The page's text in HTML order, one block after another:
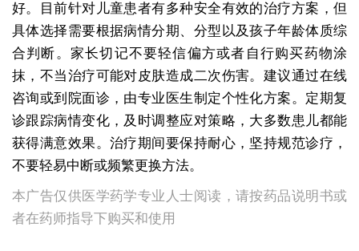
好。目前针对儿童患者有多种安全有效的治疗方案，但
具体选择需要根据病情分期、分型以及孩子年龄体质综
合判断。家长切记不要轻信偏方或者自行购买药物涂
抹，不当治疗可能对皮肤造成二次伤害。建议通过在线
咨询或到院面诊，由专业医生制定个性化方案。定期复
诊跟踪病情变化，及时调整应对策略，大多数患儿都能
获得满意效果。治疗期间要保持耐心，坚持规范诊疗，
不要轻易中断或频繁更换方法。
本广告仅供医学药学专业人士阅读，请按药品说明书或
者在药师指导下购买和使用